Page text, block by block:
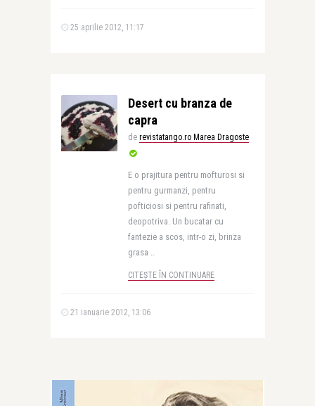
25 aprilie 2012, 11:17
Desert cu branza de
capra
de revistatango.ro Marea Dragoste
E o prajitura pentru mofturosi si
pentru gurmanzi, pentru
pofticiosi si pentru rafinati,
deopotriva. Un bucatar cu
fantezie a scos, intr-o zi, brinza
grasa ..
CITEȘTE ÎN CONTINUARE
21 ianuarie 2012, 13:06